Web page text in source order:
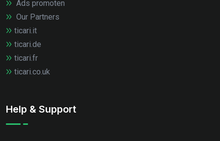
Ads promoten
Our Partners
ticari.it
ticari.de
ticari.fr
ticari.co.uk
Help & Support